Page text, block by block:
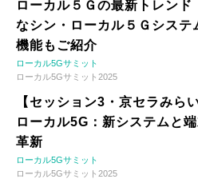
ローカル５Ｇの最新トレン
なシン・ローカル５Ｇシス
機能もご紹介
ローカル5Gサミット
ローカル5Gサミット2025
【セッション3・京セラみら
ローカル5G：新システムと
革新
ローカル5Gサミット
ローカル5Gサミット2025